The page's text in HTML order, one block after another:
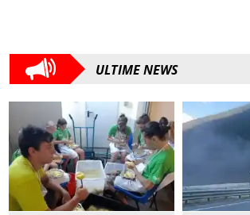
ULTIME NEWS